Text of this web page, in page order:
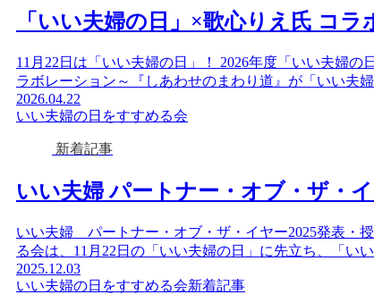
「いい夫婦の日」×歌心りえ氏 コラ
11月22日は「いい夫婦の日」！ 2026年度「いい夫婦
ラボレーション～『しあわせのまわり道』が「いい夫
2026.04.22
いい夫婦の日をすすめる会
新着記事
いい夫婦 パートナー・オブ・ザ・
いい夫婦 パートナー・オブ・ザ・イヤー2025発表・
る会は、11月22日の「いい夫婦の日」に先立ち、「
2025.12.03
いい夫婦の日をすすめる会新着記事